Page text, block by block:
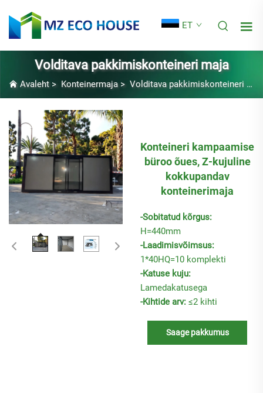
ET
Volditava pakkimiskonteineri maja
Avaleht > Konteinermaja> Volditava pakkimiskonteineri maja
Konteineri kampaamise
büroo õues, Z-kujuline
kokkupandav
konteinerimaja
-Sobitatud kõrgus:
H=440mm
-Laadimisvõimsus:
1*40HQ=10 komplekti
-Katuse kuju:
Lamedakatusega
-Kihtide arv: ≤2 kihti
Saage pakkumus